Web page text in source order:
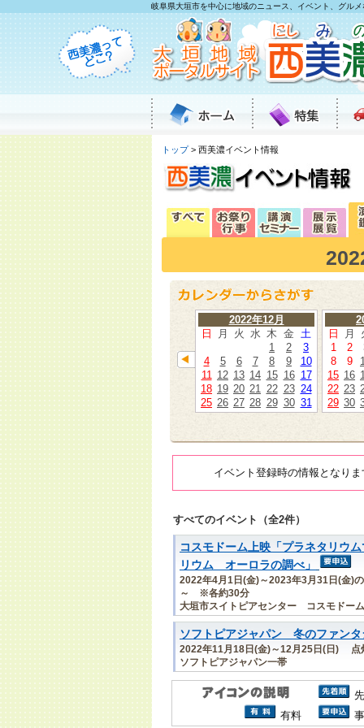
岐阜県大垣市を中心に地域のニュース、イベント、グル
トップ> 西美濃イベント情報
2022年12月
日
月 火 水 木 金 土
1
2
3
4
5 6 7 8 9
10
11 12 13 14 15 16 17
18 19 20 21 22 23 24
25 26 27 28 29 30 31
日
月
1
2
8
9
15 16
22 23
29 30
イベント登録時の情報となり
すべてのイベント（全2件）
コスモドーム上映「プラネタリウ
リウム オーロラの調べ」
2022年4月1日(金)～2023年3月31日(金)
～ ※各約30分
大垣市スイトピアセンター コスモドーム
ソフトピアジャパン 冬のファンタ
2022年11月18日(金)～12月25日(日)
ソフトピアジャパン一帯
有料